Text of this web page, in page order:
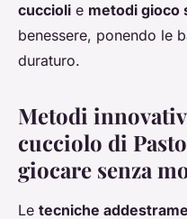
cuccioli e metodi gioco
benessere, ponendo le
duraturo.
Metodi
cucciolo di
giocare senza
Le tecniche